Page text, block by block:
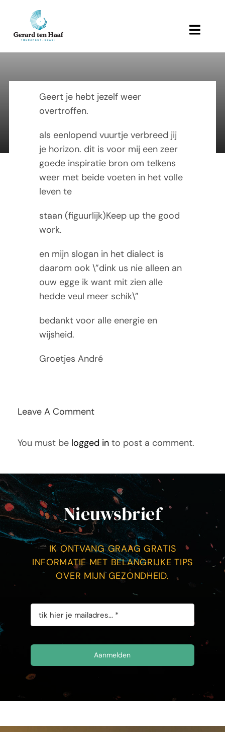
inhoud
Toggle
Behandeling en therapie
Over Gerard
Tarieven
Contact
Andre Tillemans
Geert je hebt jezelf weer
overtroffen.
als eenlopend vuurtje verbreed jij
je horizon. dit is voor mij een zeer
goede inspiratie bron om telkens
weer met beide voeten in het volle
leven te
staan (figuurlijk)Keep up the good
work.
en mijn slogan in het dialect is
daarom ook \”dink us nie alleen an
ouw egge ik want mit zien alle
hedde veul meer schik\”
bedankt voor alle energie en
wijsheid.
Groetjes André
Leave A Comment
You must be logged in to post a comment.
Nieuwsbrief
IK ONTVANG GRAAG GRATIS
INFORMATIE MET BELANGRIJKE TIPS
OVER MIJN GEZONDHEID.
Aanmelden